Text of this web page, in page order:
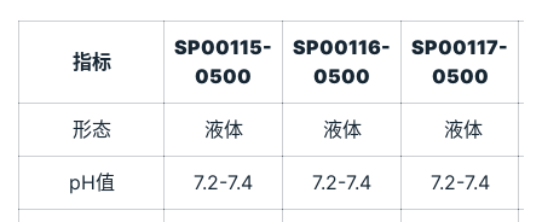
指标
SP00115-
0500
SP00116-
0500
SP00117-
0500
形态 液体 液体 液体
pH值 7.2-7.4 7.2-7.4 7.2-7.4